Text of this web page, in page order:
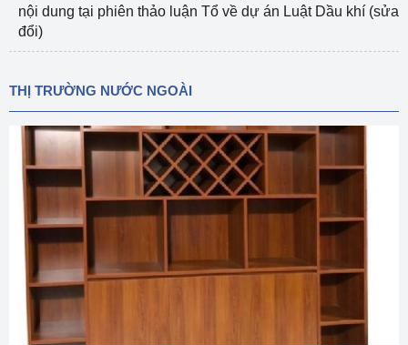
nội dung tại phiên thảo luận Tổ về dự án Luật Dầu khí (sửa
đổi)
THỊ TRƯỜNG NƯỚC NGOÀI